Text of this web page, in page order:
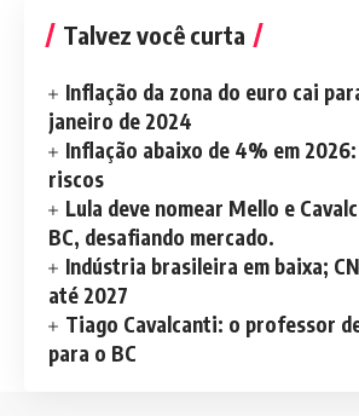
Talvez você curta
Inflação da zona do euro cai
janeiro de 2024
Inflação abaixo de 4% em
riscos
Lula deve nomear Mello e
BC, desafiando mercado.
Indústria brasileira em baixa;
até 2027
Tiago Cavalcanti: o professor
para o BC